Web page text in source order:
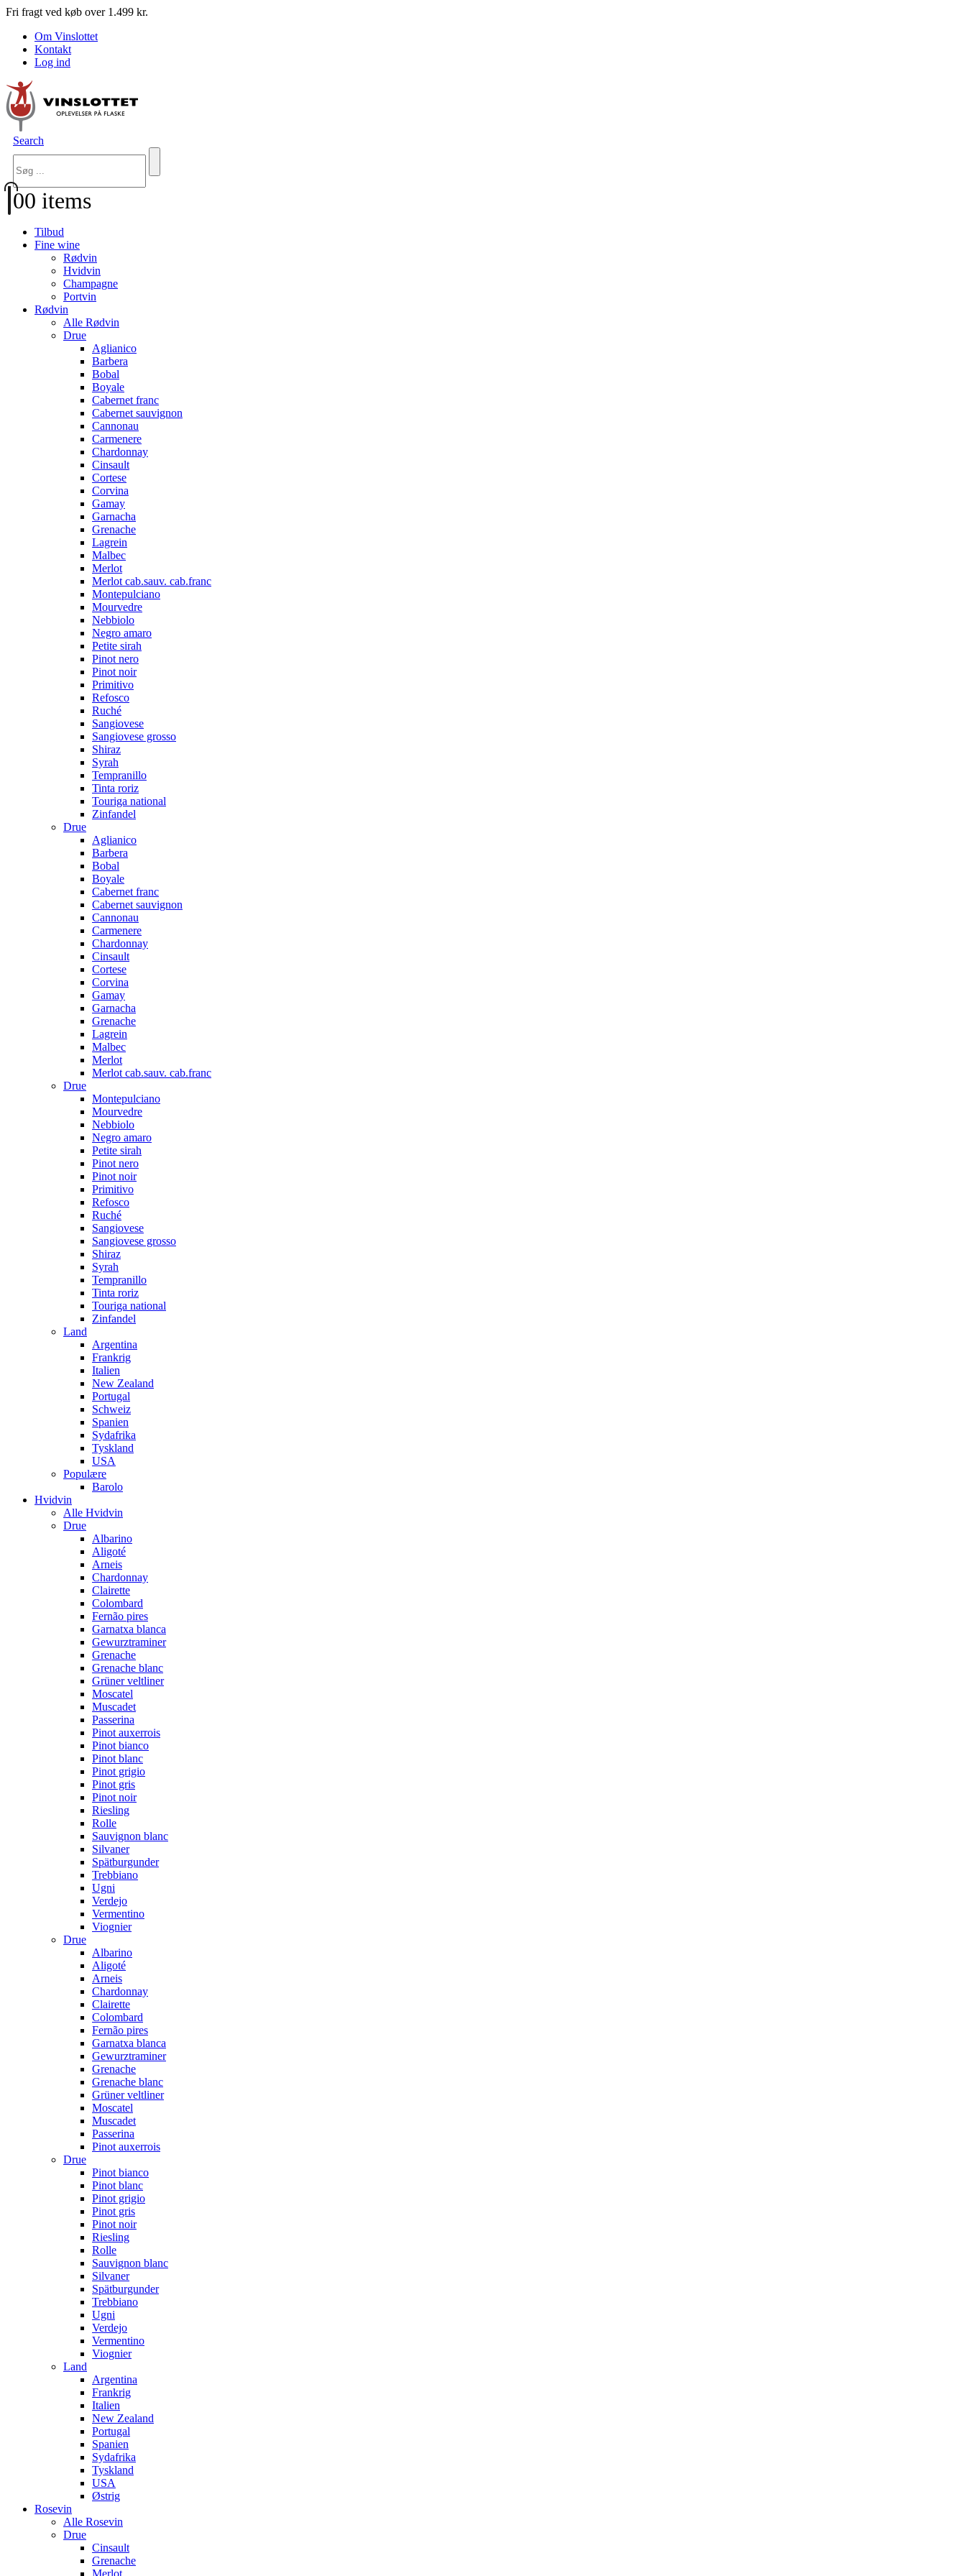
Fri fragt ved køb over 1.499 kr.
Om Vinslottet
Kontakt
Log ind
Search
00 items
Tilbud
Fine wine
Rødvin
Hvidvin
Champagne
Portvin
Rødvin
Alle Rødvin
Drue
Aglianico
Barbera
Bobal
Boyale
Cabernet franc
Cabernet sauvignon
Cannonau
Carmenere
Chardonnay
Cinsault
Cortese
Corvina
Gamay
Garnacha
Grenache
Lagrein
Malbec
Merlot
Merlot cab.sauv. cab.franc
Montepulciano
Mourvedre
Nebbiolo
Negro amaro
Petite sirah
Pinot nero
Pinot noir
Primitivo
Refosco
Ruché
Sangiovese
Sangiovese grosso
Shiraz
Syrah
Tempranillo
Tinta roriz
Touriga national
Zinfandel
Drue
Aglianico
Barbera
Bobal
Boyale
Cabernet franc
Cabernet sauvignon
Cannonau
Carmenere
Chardonnay
Cinsault
Cortese
Corvina
Gamay
Garnacha
Grenache
Lagrein
Malbec
Merlot
Merlot cab.sauv. cab.franc
Drue
Montepulciano
Mourvedre
Nebbiolo
Negro amaro
Petite sirah
Pinot nero
Pinot noir
Primitivo
Refosco
Ruché
Sangiovese
Sangiovese grosso
Shiraz
Syrah
Tempranillo
Tinta roriz
Touriga national
Zinfandel
Land
Argentina
Frankrig
Italien
New Zealand
Portugal
Schweiz
Spanien
Sydafrika
Tyskland
USA
Populære
Barolo
Hvidvin
Alle Hvidvin
Drue
Albarino
Aligoté
Arneis
Chardonnay
Clairette
Colombard
Fernão pires
Garnatxa blanca
Gewurztraminer
Grenache
Grenache blanc
Grüner veltliner
Moscatel
Muscadet
Passerina
Pinot auxerrois
Pinot bianco
Pinot blanc
Pinot grigio
Pinot gris
Pinot noir
Riesling
Rolle
Sauvignon blanc
Silvaner
Spätburgunder
Trebbiano
Ugni
Verdejo
Vermentino
Viognier
Drue
Albarino
Aligoté
Arneis
Chardonnay
Clairette
Colombard
Fernão pires
Garnatxa blanca
Gewurztraminer
Grenache
Grenache blanc
Grüner veltliner
Moscatel
Muscadet
Passerina
Pinot auxerrois
Drue
Pinot bianco
Pinot blanc
Pinot grigio
Pinot gris
Pinot noir
Riesling
Rolle
Sauvignon blanc
Silvaner
Spätburgunder
Trebbiano
Ugni
Verdejo
Vermentino
Viognier
Land
Argentina
Frankrig
Italien
New Zealand
Portugal
Spanien
Sydafrika
Tyskland
USA
Østrig
Rosevin
Alle Rosevin
Drue
Cinsault
Grenache
Merlot